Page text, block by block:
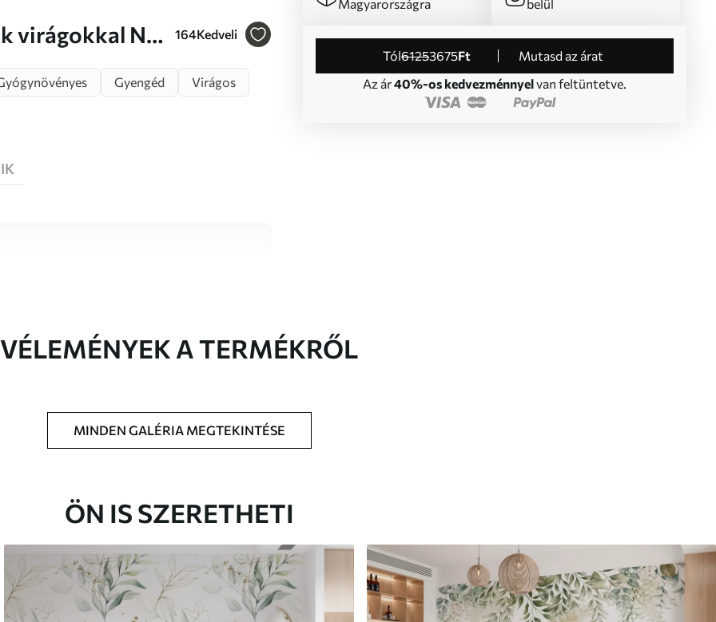
virágokkal Nr.
164Kedveli
Magyarországra
belül
Tól61253675Ft
Mutasd az árat
Az ár40%-os kedvezménnyelvan feltüntetve.
Gyengéd
Virágos
tisztítható. A lakkozott tapéták vízzel
VÉLEMÉNYEK A TERMÉKRŐL
MINDEN GALÉRIA MEGTEKINTÉSE
ÖN IS SZERETHETI